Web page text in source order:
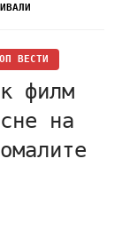
ВЕСТИ
филм
на